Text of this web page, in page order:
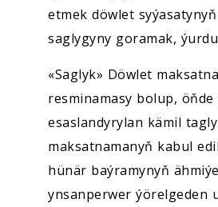
etmek döwlet
saglygyny goramak,
«Saglyk» Döwlet
resminamasy bolup,
esaslandyrylan kämil
maksatnamanyň kabul
hünär baýramynyň
ynsanperwer ýörelgeden